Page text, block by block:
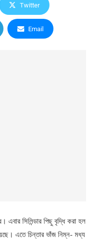
Twitter
Email
এবার সিলিন্ডার পিছু বৃদ্ধি করা হল
এতে চিন্তার ভাঁজ নিম্ন- মধ্য